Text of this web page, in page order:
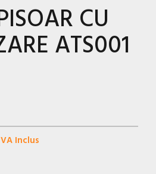
CU
ATS001
Inclus